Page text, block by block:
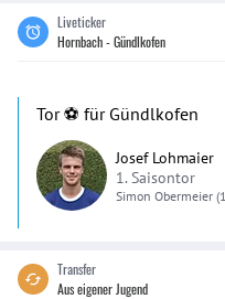
Liveticker
Hornbach - Gündlkofen
Tor ⚽️ für Gündlkofen
Josef Lohmaier
1. Saisontor
Simon Obermeier
Transfer
Aus eigener Jugend